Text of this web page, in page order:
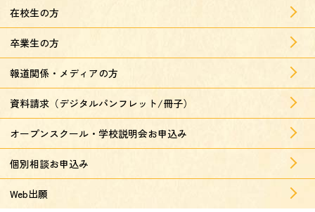
在校生の方
卒業生の方
報道関係・メディアの方
資料請求（デジタルパンフレット/冊子）
オープンスクール・学校説明会お申込み
個別相談お申込み
Web出願